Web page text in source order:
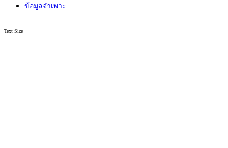
ข้อมูลจำเพาะ
Text Size